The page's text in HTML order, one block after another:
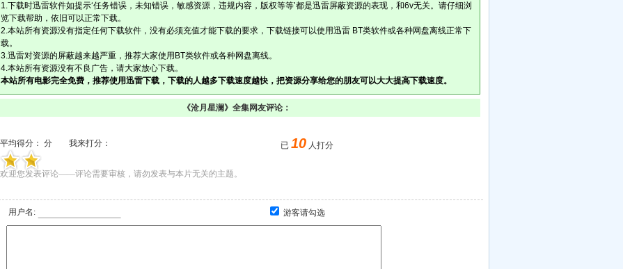
1.下载时迅雷软件如提示‘任务错误，未知错误，敏感资源，违规内容，版权等等’都是迅雷屏蔽资源的表现，和6v无关。请仔细浏
览下载帮助，依旧可以正常下载。
2.本站所有资源没有指定任何下载软件，没有必须充值才能下载的要求，下载链接可以使用迅雷 BT类软件或各种网盘离线正常下
载。
3.迅雷对资源的屏蔽越来越严重，推荐大家使用BT类软件或各种网盘离线。
4.本站所有资源没有不良广告，请大家放心下载。
本站所有电影完全免费，推荐使用迅雷下载，下载的人越多下载速度越快，把资源分享给您的朋友可以大大提高下载速度。
《沧月星澜》全集网友评论：